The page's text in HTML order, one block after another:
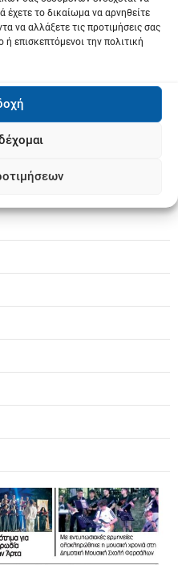
έχετε το δικαίωμα να αρνηθείτε
να αλλάξετε τις προτιμήσεις σας
επισκεπτόμενοι την πολιτική